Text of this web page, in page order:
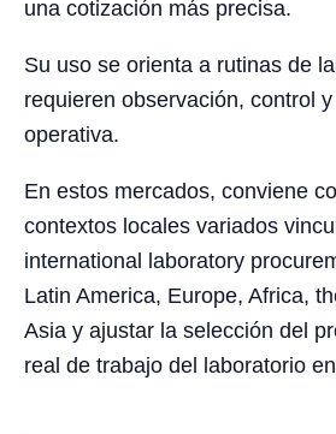
una cotización más precisa.
Su uso se orienta a rutinas de
requieren observación, control
operativa.
En estos mercados, conviene
contextos locales variados
international laboratory
Latin America, Europe, Africa,
Asia y ajustar la selección del
real de trabajo del laboratorio